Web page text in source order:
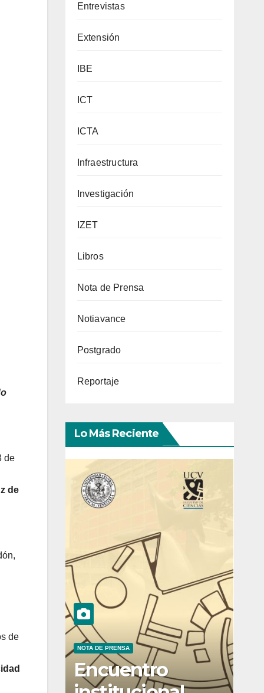
de
de
de
Entrevistas
Extensión
IBE
ICT
ICTA
Infraestructura
Investigación
IZET
Libros
Nota de Prensa
Notiavance
Postgrado
Reportaje
Lo Más Reciente
NOTA DE PRENSA
Encuentro